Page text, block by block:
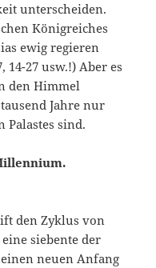
unterscheiden.
Königreiches
ewig regieren
14-27 usw.!) Aber es
den Himmel
Jahre nur
Palastes sind.
um.
den Zyklus von
siebente der
neuen Anfang